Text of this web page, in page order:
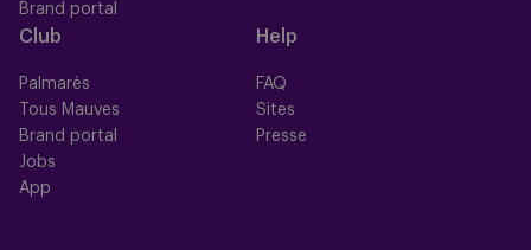
Brand portal
Club
Palmarès
Tous Mauves
Brand portal
Jobs
App
Help
FAQ
Sites
Presse